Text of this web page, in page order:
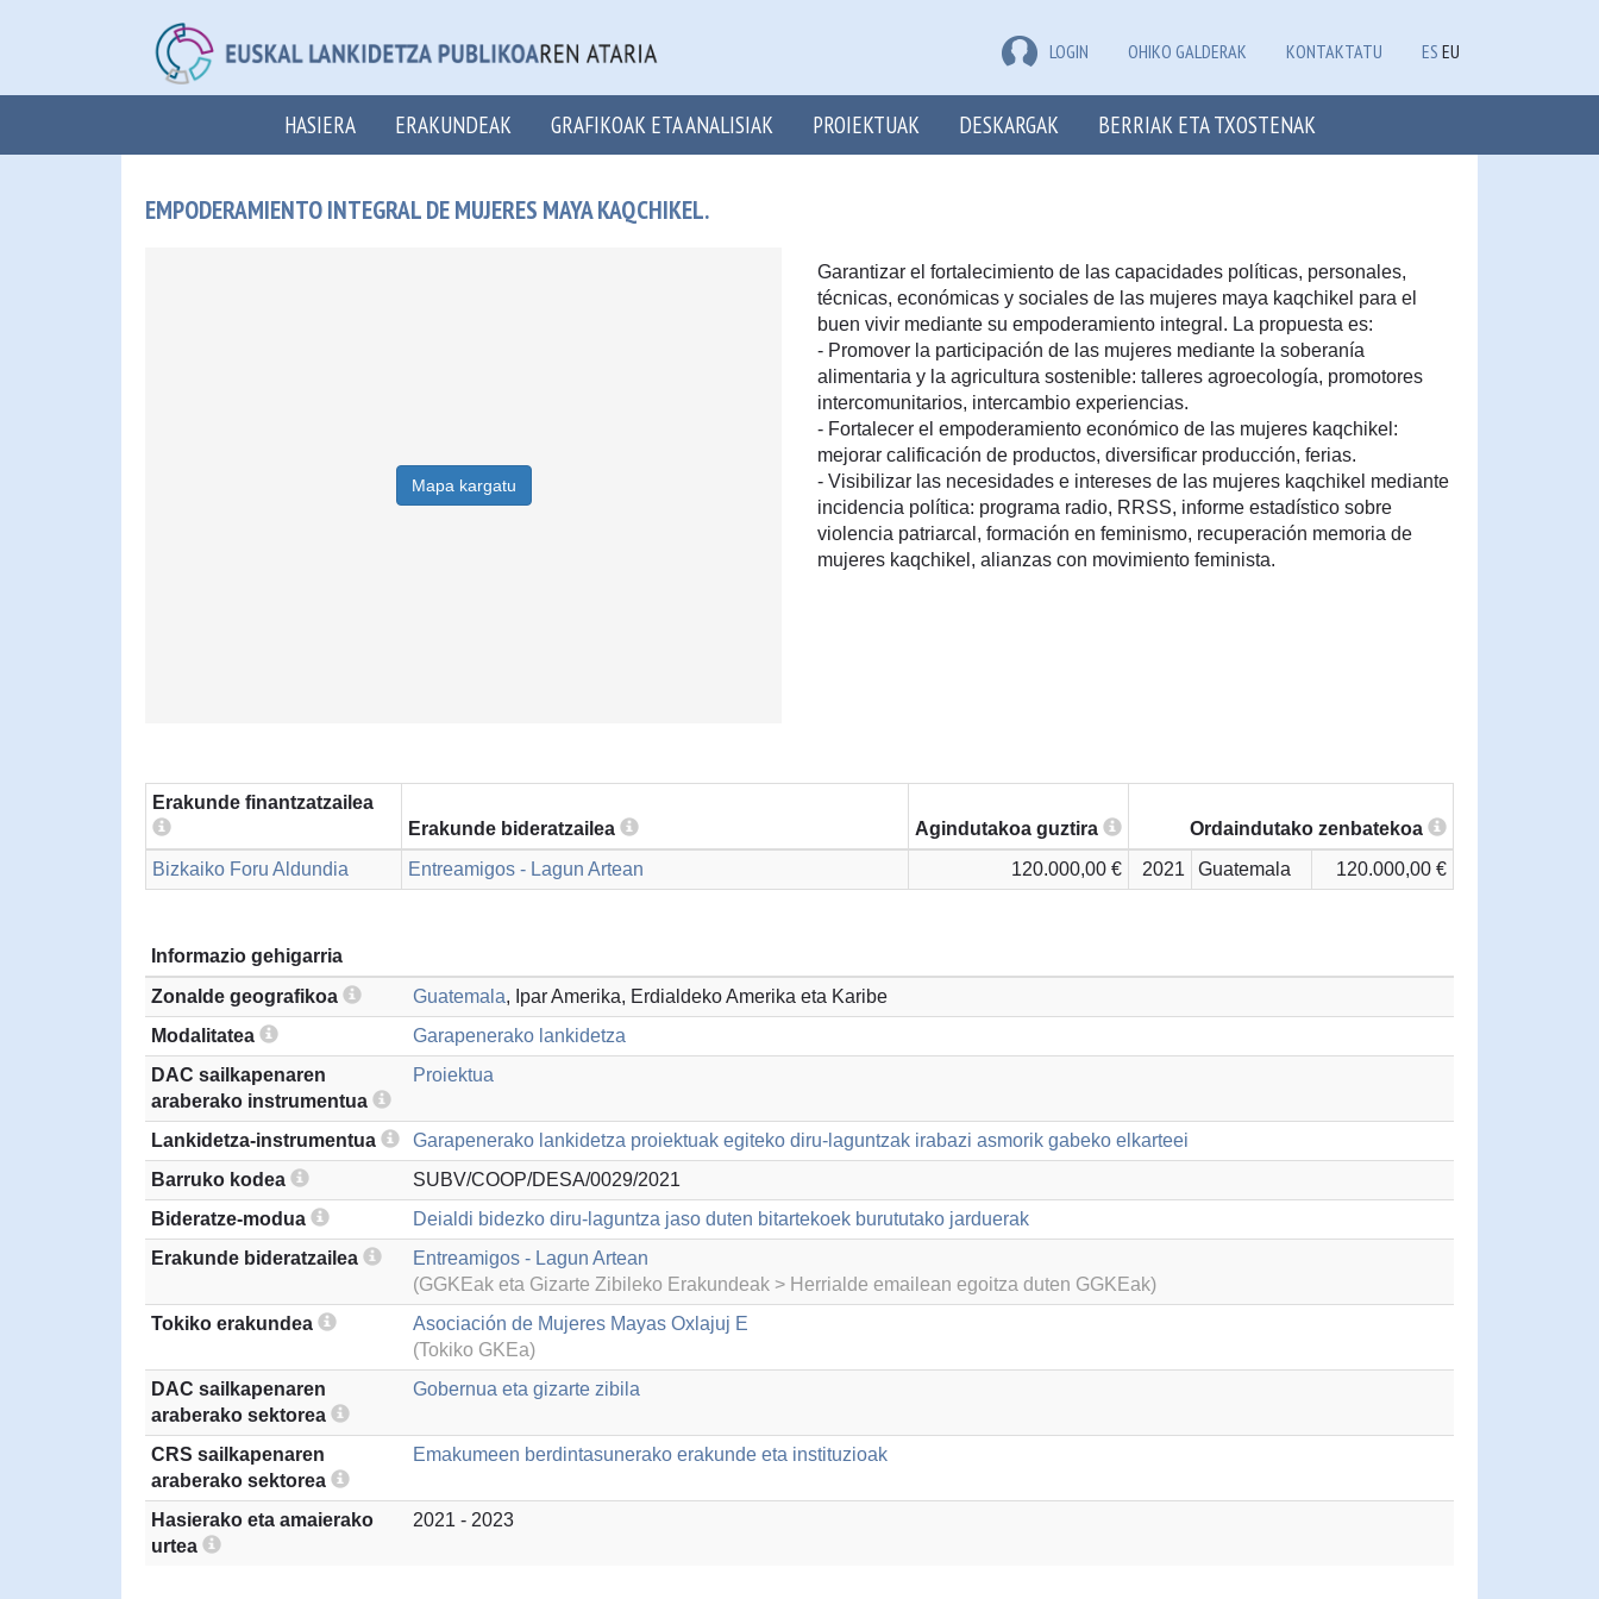
LOGIN OHIKO GALDERAK KONTAKTATU ES EU
HASIERA ERAKUNDEAK GRAFIKOAK ETA ANALISIAK PROIEKTUAK DESKARGAK BERRIAK ETA TXOSTENAK
EMPODERAMIENTO INTEGRAL DE MUJERES MAYA KAQCHIKEL.
Mapa kargatu
Garantizar el fortalecimiento de las capacidades políticas, personales,
técnicas, económicas y sociales de las mujeres maya kaqchikel para el
buen vivir mediante su empoderamiento integral. La propuesta es:
- Promover la participación de las mujeres mediante la soberanía
alimentaria y la agricultura sostenible: talleres agroecología, promotores
intercomunitarios, intercambio experiencias.
- Fortalecer el empoderamiento económico de las mujeres kaqchikel:
mejorar calificación de productos, diversificar producción, ferias.
- Visibilizar las necesidades e intereses de las mujeres kaqchikel mediante
incidencia política: programa radio, RRSS, informe estadístico sobre
violencia patriarcal, formación en feminismo, recuperación memoria de
mujeres kaqchikel, alianzas con movimiento feminista.
Erakunde finantzatzailea
Erakunde bideratzailea
Agindutakoa guztira
Ordaindutako zenbatekoa
Bizkaiko Foru Aldundia
Entreamigos - Lagun Artean 120.000,00 € 2021 Guatemala 120.000,00 €
Informazio gehigarria
Zonalde geografikoa
Guatemala, Ipar Amerika, Erdialdeko Amerika eta Karibe
Modalitatea
Garapenerako lankidetza
DAC sailkapenaren
araberako instrumentua
Proiektua
Lankidetza-instrumentua
Garapenerako lankidetza proiektuak egiteko diru-laguntzak irabazi asmorik gabeko elkarteei
Barruko kodea
SUBV/COOP/DESA/0029/2021
Bideratze-modua
Deialdi bidezko diru-laguntza jaso duten bitartekoek burututako jarduerak
Erakunde bideratzailea
Entreamigos - Lagun Artean
(GGKEak eta Gizarte Zibileko Erakundeak > Herrialde emailean egoitza duten GGKEak)
Tokiko erakundea
Asociación de Mujeres Mayas Oxlajuj E
(Tokiko GKEa)
DAC sailkapenaren
araberako sektorea
Gobernua eta gizarte zibila
CRS sailkapenaren
araberako sektorea
Emakumeen berdintasunerako erakunde eta instituzioak
Hasierako eta amaierako
urtea
2021 - 2023